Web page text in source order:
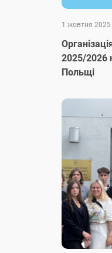
1 жовтня 2025
2025/2026
Польщі